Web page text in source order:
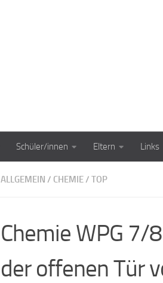
Schüler/innen Eltern Links
ALLGEMEIN / CHEMIE/ TOP
Chemie WPG 7/
der offenen Tür